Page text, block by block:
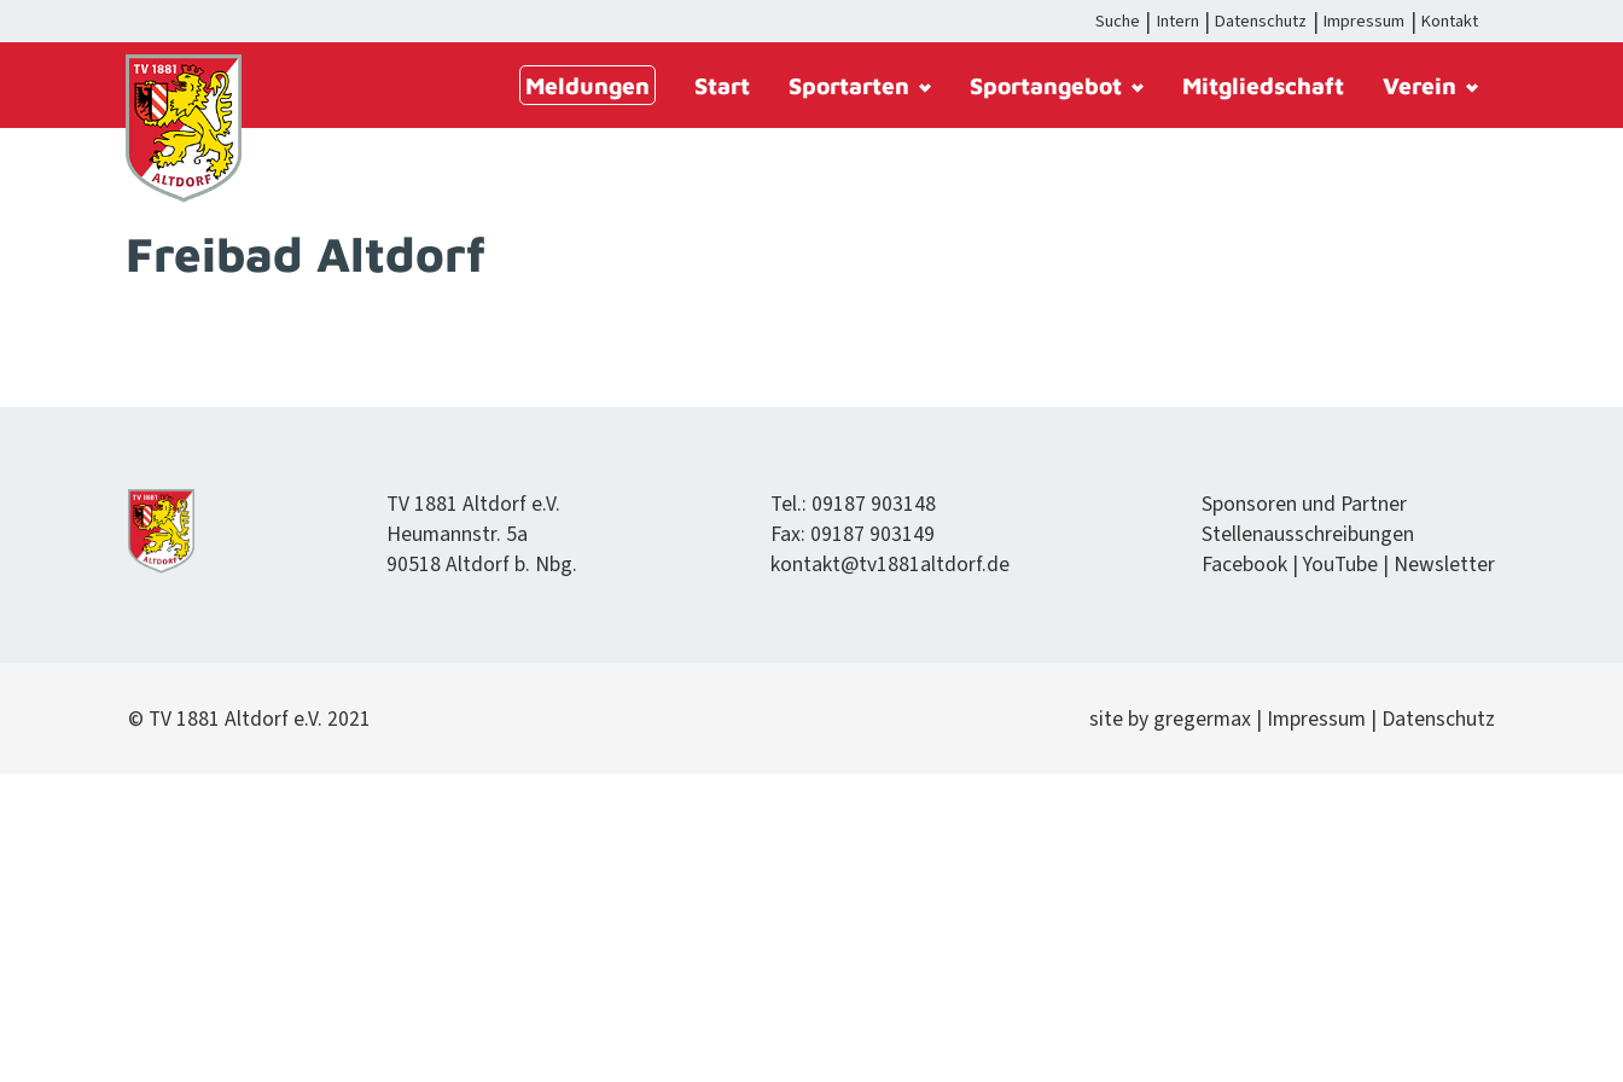
Suche Intern Datenschutz Impressum Kontakt
Meldungen Start Sportarten Sportangebot Mitgliedschaft Verein
Freibad Altdorf
TV 1881 Alt­dorf e.V.
Heumannstr. 5a
90518 Alt­dorf b. Nbg.
Tel.: 09187 903148
Fax: 09187 903149
kontakt@tv1881altdorf.de
Spon­soren und Partner
Stel­lenauss­chrei­bun­gen
Face­book |YouTube | Newslet­ter
© TV 1881 Alt­dorf e.V. 2021 site by gregermax | Impres­sum | Daten­schutz